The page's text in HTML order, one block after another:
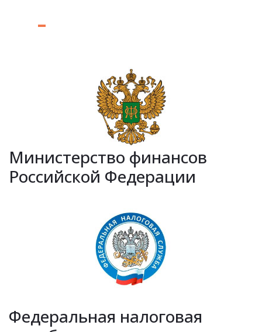
Министерство финансов
Российской Федерации
Федеральная налоговая